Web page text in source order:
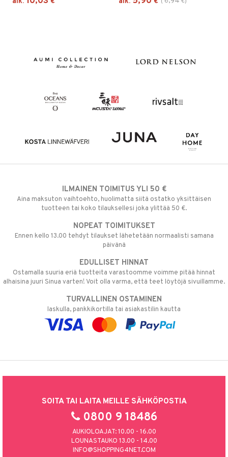
ILMAINEN TOIMITUS YLI 50 €
Aina maksuton vaihtoehto, huolimatta siitä ostatko yksittäisen
tuotteen tai koko tilauksellesi joka ylittää 50 €.
NOPEAT TOIMITUKSET
Ennen kello 13.00 tehdyt tilaukset lähetetään normaalisti samana
päivänä
EDULLISET HINNAT
Ostamalla suuria eriä tuotteita varastoomme voimme pitää hinnat
alhaisina juuri Sinua varten! Voit olla varma, että teet löytöjä sivuillamme.
TURVALLINEN OSTAMINEN
laskulla, pankkikortilla tai asiakastilin kautta
SOITA TAI LAITA MEILLE SÄHKÖPOSTIA
0800 9 18486
AUKIOLOAJAT: 10.00 - 16.00
LOUNASTAUKO 13.00 - 14.00
INFO@SHOPPING4NET.COM